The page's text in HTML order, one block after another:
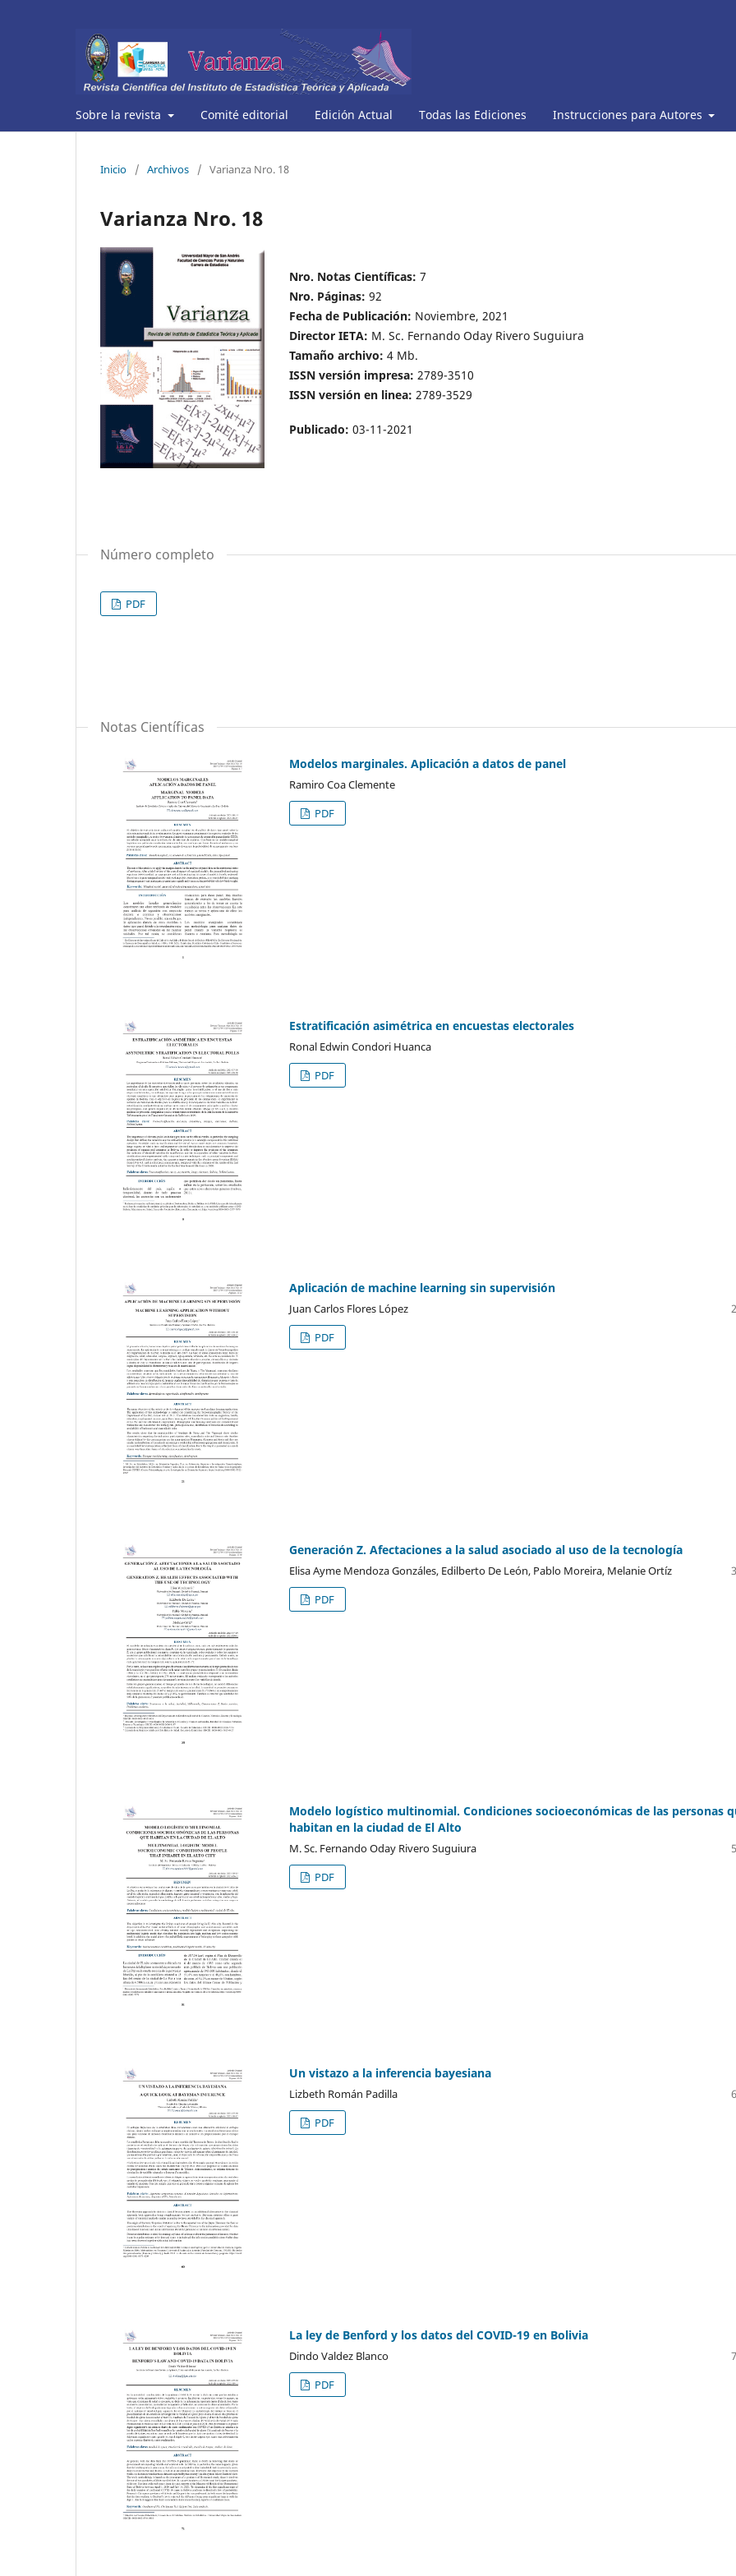
Sobre la revista Comité editorial Edición Actual Todas las Ediciones Instrucciones para Autores
Inicio / Archivos / Varianza Nro. 18
Varianza Nro. 18
Nro. Notas Científicas: 7
Nro. Páginas: 92
Fecha de Publicación: Noviembre, 2021
Director IETA: M. Sc. Fernando Oday Rivero Suguiura
Tamaño archivo: 4 Mb.
ISSN versión impresa: 2789-3510
ISSN versión en linea: 2789-3529
Publicado: 03-11-2021
Número completo
PDF
Notas Científicas
Modelos marginales. Aplicación a datos de panel
Ramiro Coa Clemente
PDF
Estratificación asimétrica en encuestas electorales
Ronal Edwin Condori Huanca
PDF
Aplicación de machine learning sin supervisión
Juan Carlos Flores López
PDF
Generación Z. Afectaciones a la salud asociado al uso de la tecnología
Elisa Ayme Mendoza Gonzáles, Edilberto De León, Pablo Moreira, Melanie Ortíz
PDF
Modelo logístico multinomial. Condiciones socioeconómicas de las personas
habitan en la ciudad de El Alto
M. Sc. Fernando Oday Rivero Suguiura
PDF
Un vistazo a la inferencia bayesiana
Lizbeth Román Padilla
PDF
La ley de Benford y los datos del COVID-19 en Bolivia
Dindo Valdez Blanco
PDF